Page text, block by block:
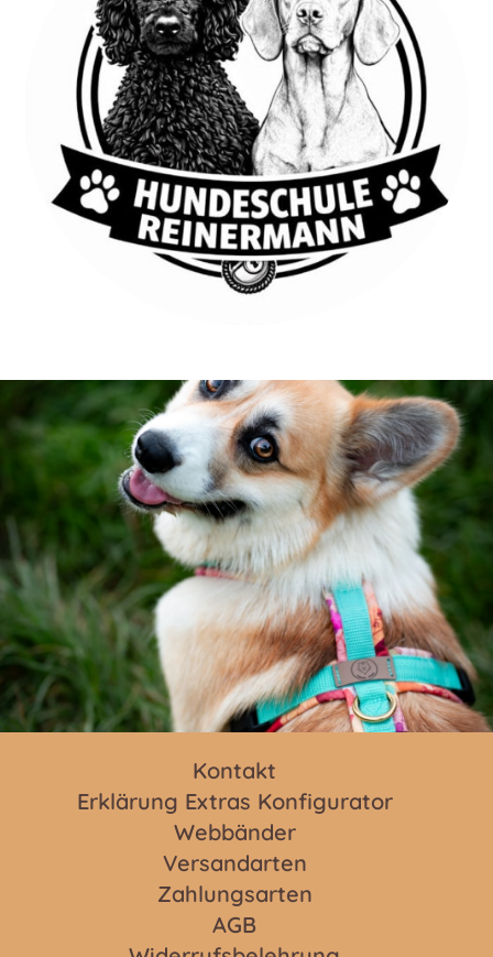
Kontakt
Erklärung Extras Konfigurator
Webbänder
Versandarten
Zahlungsarten
AGB